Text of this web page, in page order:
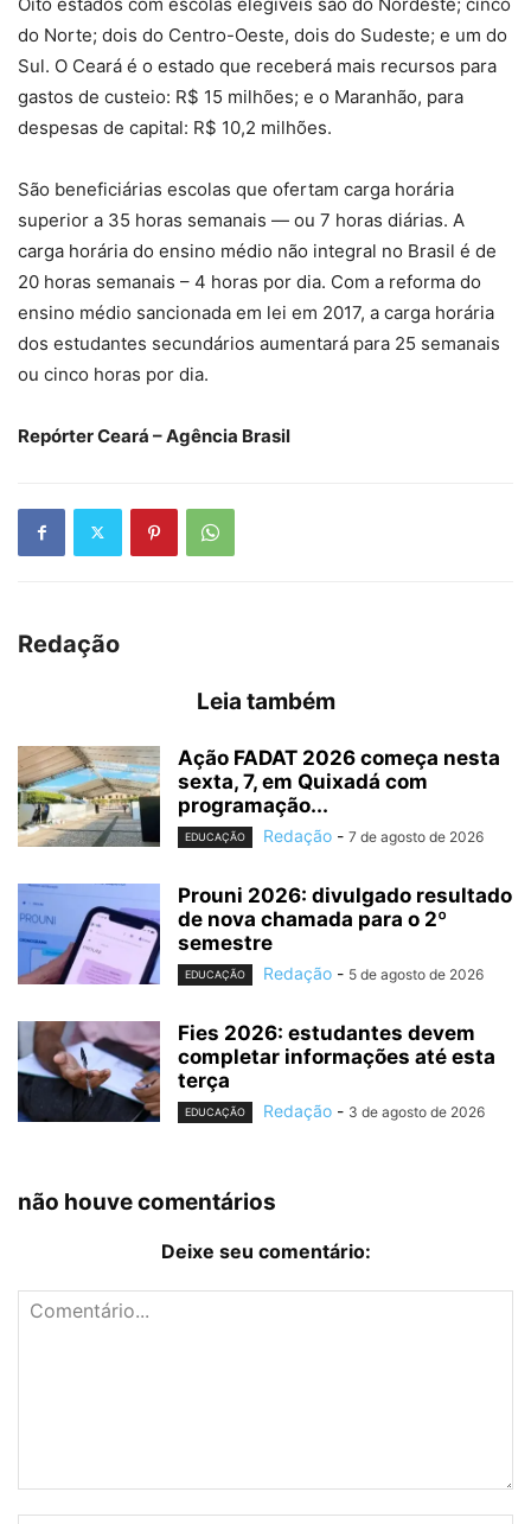
do Norte; dois do Centro-Oeste, dois do Sudeste; e um do
Sul. O Ceará é o estado que receberá mais recursos para
gastos de custeio: R$ 15 milhões; e o Maranhão, para
despesas de capital: R$ 10,2 milhões.
São beneficiárias escolas que ofertam carga horária
superior a 35 horas semanais — ou 7 horas diárias. A
carga horária do ensino médio não integral no Brasil é de
20 horas semanais – 4 horas por dia. Com a reforma do
ensino médio sancionada em lei em 2017, a carga horária
dos estudantes secundários aumentará para 25 semanais
ou cinco horas por dia.
Repórter Ceará – Agência Brasil
Redação
Leia também
Ação FADAT 2026 começa nesta
sexta, 7, em Quixadá com
programação...
EDUCAÇÃO Redação - 7 de agosto de 2026
Prouni 2026: divulgado resultado
de nova chamada para o 2º
semestre
EDUCAÇÃO Redação - 5 de agosto de 2026
Fies 2026: estudantes devem
completar informações até esta
terça
EDUCAÇÃO Redação - 3 de agosto de 2026
não houve comentários
Deixe seu comentário: